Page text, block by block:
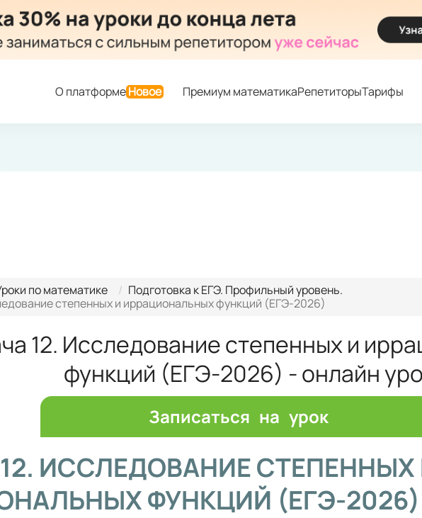
О платформеНовое Премиум математикаРепетиторыТарифы
по математике
Подготовка к ЕГЭ. Профильный уровень.
степенных и иррациональных функций (ЕГЭ-2026)
12. Исследование степенных и
функций (ЕГЭ-2026) - онлайн
Записаться на урок
ИССЛЕДОВАНИЕ СТЕПЕННЫХ
ФУНКЦИЙ (ЕГЭ-2026)